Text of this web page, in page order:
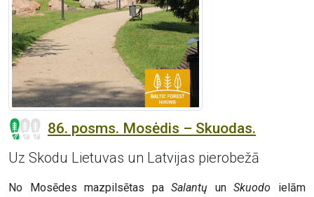
86. posms. Mosėdis – Skuodas.
Uz Skodu Lietuvas un Latvijas pierobežā
No Mosēdes mazpilsētas paSalantų unSkuodo ielām